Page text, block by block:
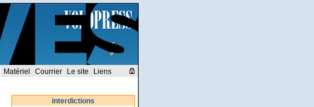
Matériel Courrier Le site Liens
interdictions